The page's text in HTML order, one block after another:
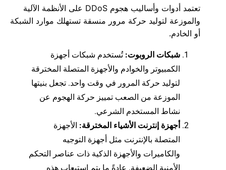
تعتمد أدوات وأساليب هجوم DDoS على الأنظمة الآلية
والموزعة لتوليد حركة مرور منسقة تستهلك موارد الشبكة
أو الخادم.
شبكات الروبوت:تُستخدم شبكات أجهزة
الكمبيوتر والخوادم والأجهزة المتصلة المخترقة
لتوليد حركة المرور في وقت واحد. تجعل بنيتها
الموزعة من الصعب تمييز حركة الهجوم عن
نشاط المستخدم الشرعي.
أجهزة إنترنت الأشياء المخترقة: الأجهزة
المتصلة بالإنترنت مثل أجهزة التوجيه
والكاميرات والأجهزة الذكية ذات عناصر التحكم
الأمنية الضعيفة. عادةً ما يتم استيعاب هذه